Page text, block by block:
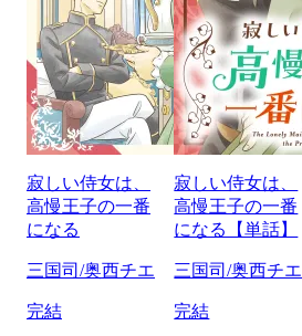
寂しい侍女は、
高慢王子の一番
になる
三国司/奥西チエ
完結
寂しい侍女は、
高慢王子の一番
になる【単話】
三国司/奥西チエ
完結